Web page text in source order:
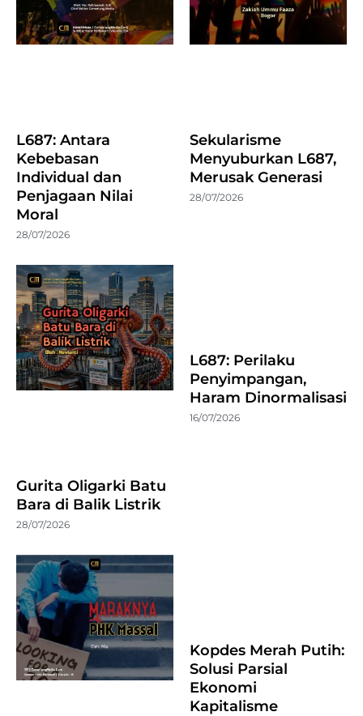
L687: Antara
Kebebasan
Individual dan
Penjagaan Nilai
Moral
28/07/2026
Sekularisme
Menyuburkan L687,
Merusak Generasi
28/07/2026
Gurita Oligarki Batu
Bara di Balik Listrik
28/07/2026
L687: Perilaku
Penyimpangan,
Haram Dinormalisasi
16/07/2026
Kopdes Merah Putih:
Solusi Parsial
Ekonomi
Kapitalisme